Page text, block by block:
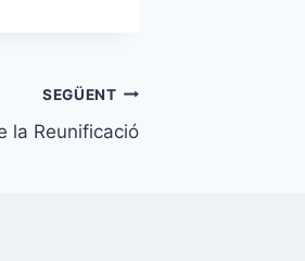
SEGÜENT
la Reunificació